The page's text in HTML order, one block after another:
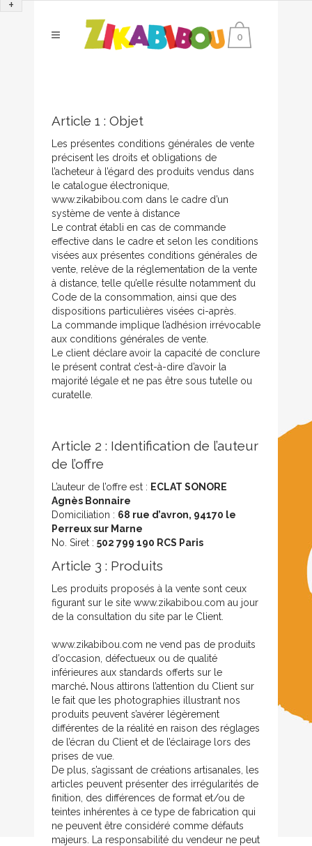
0
Article 1 : Objet
Les présentes conditions générales de vente
précisent les droits et obligations de
l’acheteur à l’égard des produits vendus dans
le catalogue électronique,
www.zikabibou.com dans le cadre d’un
système de vente à distance
Le contrat établi en cas de commande
effective dans le cadre et selon les conditions
visées aux présentes conditions générales de
vente, relève de la réglementation de la vente
à distance, telle qu’elle résulte notamment du
Code de la consommation, ainsi que des
dispositions particulières visées ci-après.
La commande implique l’adhésion irrévocable
aux conditions générales de vente.
Le client déclare avoir la capacité de conclure
le présent contrat c’est-à-dire d’avoir la
majorité légale et ne pas être sous tutelle ou
curatelle.
Article 2 : Identification de l’auteur
de l’offre
L’auteur de l’offre est : ECLAT SONORE
Agnès Bonnaire
Domiciliation : 68 rue d’avron, 94170 le
Perreux sur Marne
No. Siret : 502 799 190 RCS Paris
Article 3 : Produits
Les produits proposés à la vente sont ceux
figurant sur le site www.zikabibou.com au jour
de la consultation du site par le Client.
www.zikabibou.com ne vend pas de produits
d’occasion, défectueux ou de qualité
inférieures aux standards offerts sur le
marché. Nous attirons l’attention du Client sur
le fait que les photographies illustrant nos
produits peuvent s’avérer légèrement
différentes de la réalité en raison des réglages
de l’écran du Client et de l’éclairage lors des
prises de vue.
De plus, s’agissant de créations artisanales, les
articles peuvent présenter des irrégularités de
finition, des différences de format et/ou de
teintes inhérentes à ce type de fabrication qui
ne peuvent être considéré comme défauts
majeurs. La responsabilité du vendeur ne peut
+